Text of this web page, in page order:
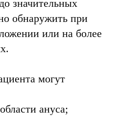
значительных
обнаружить при
или на более
могут
ануса;